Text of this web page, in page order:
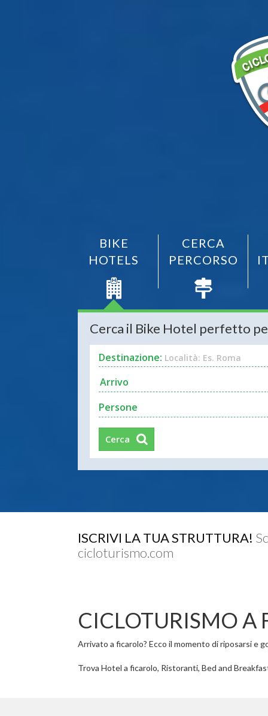
BIKE
HOTELS
CERCA
PERCORSO
Cerca il Bike Hotel perfetto
Destinazione: Località: Es. Roma
Persone
Cerca
ISCRIVI LA TUA STRUTTURA!
cicloturismo.com
CICLOTURISMO A
Arrivato a ficarolo? Ecco il momento di riposarsi e
Trova Hotel a ficarolo, Ristoranti, Bed and